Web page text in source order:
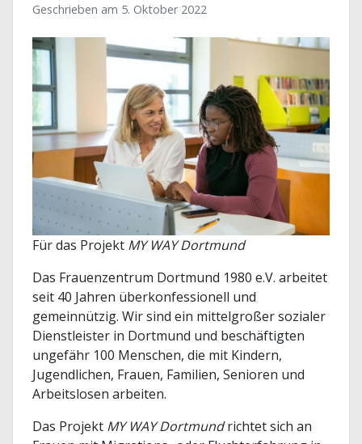
Geschrieben am 5. Oktober 2022
Für das Projekt MY WAY Dortmund
Das Frauenzentrum Dortmund 1980 e.V. arbeitet
seit 40 Jahren überkonfessionell und
gemeinnützig. Wir sind ein mittelgroßer sozialer
Dienstleister in Dortmund und beschäftigten
ungefähr 100 Menschen, die mit Kindern,
Jugendlichen, Frauen, Familien, Senioren und
Arbeitslosen arbeiten.
Das Projekt MY WAY Dortmundrichtet sich an